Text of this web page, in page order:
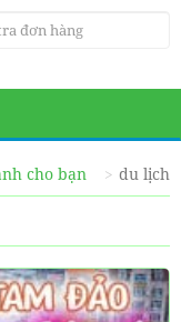
cho bạn
du lịch